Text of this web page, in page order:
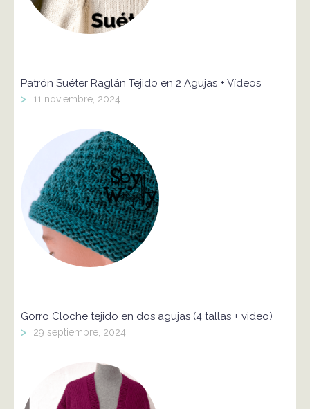
Patrón Suéter Raglán Tejido en 2 Agujas + Vídeos
> 11 noviembre, 2024
Gorro Cloche tejido en dos agujas (4 tallas + video)
> 29 septiembre, 2024